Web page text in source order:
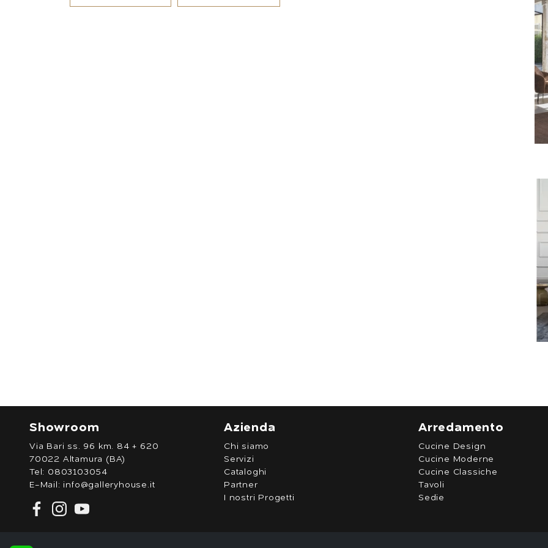
Showroom
Via Bari ss. 96 km. 84 + 620
70022 Altamura (BA)
Tel: 0803103054
E-Mail: info@galleryhouse.it
Azienda
Chi siamo
Servizi
Cataloghi
Partner
I nostri Progetti
Arredamento
Cucine Design
Cucine Moderne
Cucine Classiche
Tavoli
Sedie